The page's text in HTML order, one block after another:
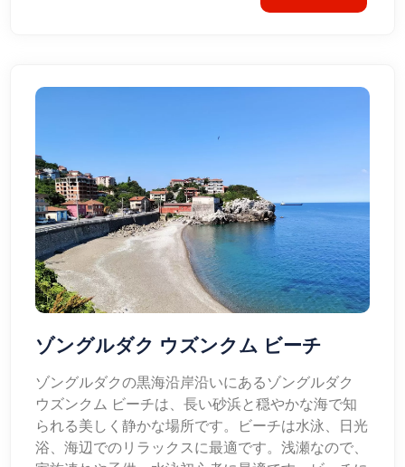
ゾングルダク ウズンクム ビーチ
ゾングルダクの黒海沿岸沿いにあるゾングルダク
ウズンクム ビーチは、長い砂浜と穏やかな海で知
られる美しく静かな場所です。ビーチは水泳、日光
浴、海辺でのリラックスに最適です。浅瀬なので、